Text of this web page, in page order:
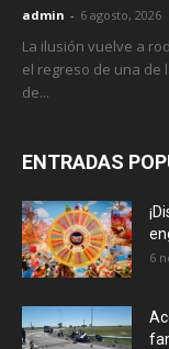
admin - 6 agosto, 2026
La ilusión vuelve a
el regreso de una de
de...
ENTRADAS
6